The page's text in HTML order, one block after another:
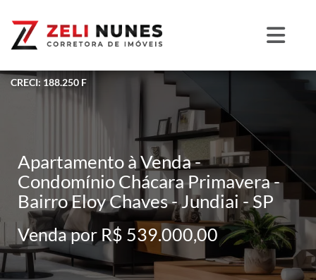
CRECI: 188.250 F
Apartamento à Venda -
Condomínio Chácara Primavera -
Bairro Eloy Chaves - Jundiai - SP
Venda por R$ 539.000,00